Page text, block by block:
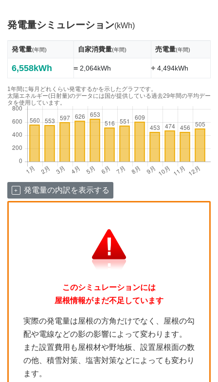
発電量シミュレーション(kWh)
発電量(年間) 自家消費量(年間) 売電量(年間)
6,558kWh =2,064kWh +4,494kWh
1年間に毎月どれくらい発電するかを示したグラフです。
太陽エネルギー(日射量)のデータには国が提供している過去29年間の平均デー
タを使用しています。
発電量の内訳を表示する
このシミュレーションには
屋根情報がまだ不足しています
実際の発電量は屋根の方角だけでなく、屋根の勾
配や電線などの影の影響によって変わります。
また設置費用も屋根材や野地板、設置屋根面の数
の他、積雪対策、塩害対策などによっても変わり
ます。